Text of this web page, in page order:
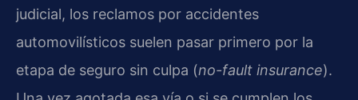
judicial, los reclamos por accidentes
automovilísticos suelen pasar primero por la
etapa de seguro sin culpa (no-fault insurance).